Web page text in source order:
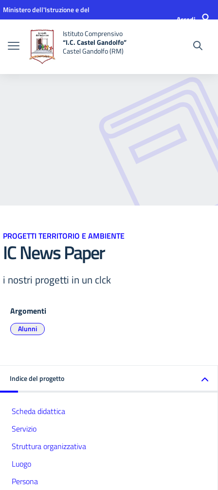
Vai ai contenuti
Vai al menu di navigazione
Vai al footer
Ministero dell'Istruzione e del
Accedi
Istituto Comprensivo
“I.C. Castel Gandolfo”
Castel Gandolfo (RM)
PROGETTI TERRITORIO E AMBIENTE
IC News Paper
i nostri progetti in un clck
Argomenti
Alunni
Indice del progetto
Scheda didattica
Servizio
Struttura organizzativa
Luogo
Persona